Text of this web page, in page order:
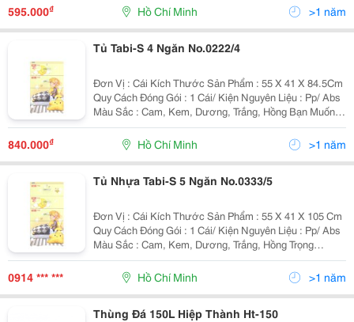
595.000₫ Hồ Chí Minh >1 năm
Tủ Tabi-S 4 Ngăn No.0222/4
Đơn Vị : Cái Kích Thước Sản Phẩm : 55 X 41 X 84.5Cm
Quy Cách Đóng Gói : 1 Cái/ Kiện Nguyên Liệu : Pp/ Abs
Màu Sắc : Cam, Kem, Dương, Trắng, Hồng Bạn Muốn
Mua Tặng Cho Con Cái, Các Bé Nhỏ, Hãy Đến Với Tủ
Nhựa , Những Sắc Màu Dễ Thươn
840.000₫ Hồ Chí Minh >1 năm
Tủ Nhựa Tabi-S 5 Ngăn No.0333/5
Đơn Vị : Cái Kích Thước Sản Phẩm : 55 X 41 X 105 Cm
Quy Cách Đóng Gói : 1 Cái/ Kiện Nguyên Liệu : Pp/ Abs
Màu Sắc : Cam, Kem, Dương, Trắng, Hồng Trọng
Lượng: 19 Kg Bạn Đang Muốn Lựa Chọn Cho Gia Đình
Một Chiếc Tủ
0914 *** *** Hồ Chí Minh >1 năm
Thùng Đá 150L Hiệp Thành Ht-150